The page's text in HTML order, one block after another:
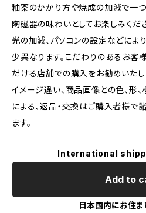
釉薬のかかり方や焼成の加減で一
陶磁器の味わいとしてお楽しみくださ
光の加減、パソコンの設定などによ
少異なります。こだわりのあるお客
だける店舗での購入をお勧めいたし
イメージ違い、商品画像との色、形
による、返品・交換はご購入者様で
ます。
International
Add to
日本国内にお住